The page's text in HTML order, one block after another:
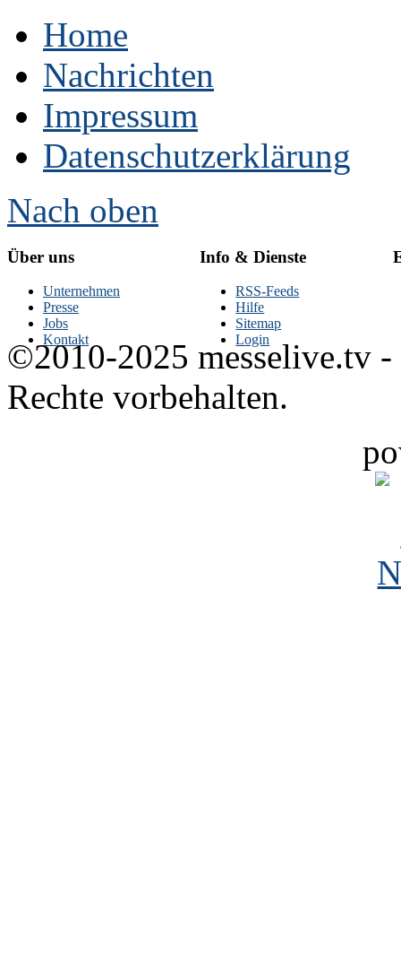
Home
Nachrichten
Impressum
Datenschutzerklärung
Nach oben
Über uns
Unternehmen
Presse
Jobs
Kontakt
Info & Dienste
RSS-Feeds
Hilfe
Sitemap
Login
©2010-2025 messelive.tv -
Rechte vorbehalten.